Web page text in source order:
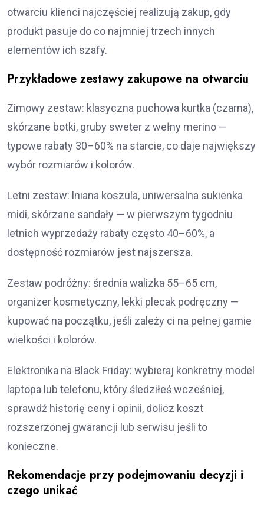
otwarciu klienci najczęściej realizują zakup, gdy
produkt pasuje do co najmniej trzech innych
elementów ich szafy.
Przykładowe zestawy zakupowe na otwarciu
Zimowy zestaw: klasyczna puchowa kurtka (czarna),
skórzane botki, gruby sweter z wełny merino —
typowe rabaty 30–60% na starcie, co daje największy
wybór rozmiarów i kolorów.
Letni zestaw: lniana koszula, uniwersalna sukienka
midi, skórzane sandały — w pierwszym tygodniu
letnich wyprzedaży rabaty często 40–60%, a
dostępność rozmiarów jest najszersza.
Zestaw podróżny: średnia walizka 55–65 cm,
organizer kosmetyczny, lekki plecak podręczny —
kupować na początku, jeśli zależy ci na pełnej gamie
wielkości i kolorów.
Elektronika na Black Friday: wybieraj konkretny model
laptopa lub telefonu, który śledziłeś wcześniej,
sprawdź historię ceny i opinii, dolicz koszt
rozszerzonej gwarancji lub serwisu jeśli to
konieczne.
Rekomendacje przy podejmowaniu decyzji i
czego unikać